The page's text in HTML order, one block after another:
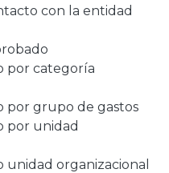
con la entidad
por categoría
por grupo de gastos
por unidad
organizacional